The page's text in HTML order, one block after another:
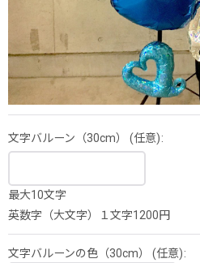
文字バルーン（30cm） (任意):
最大10文字
英数字（大文字）１文字1200円
文字バルーンの色（30cm） (任意):